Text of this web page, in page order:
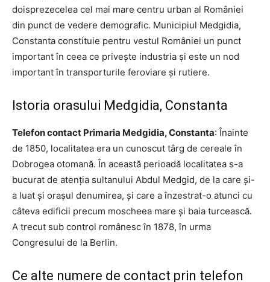
doisprezecelea cel mai mare centru urban al României
din punct de vedere demografic. Municipiul Medgidia,
Constanta constituie pentru vestul României un punct
important în ceea ce privește industria și este un nod
important în transporturile feroviare și rutiere.
Istoria orasului Medgidia, Constanta
Telefon contact Primaria Medgidia, Constanta: Înainte
de 1850, localitatea era un cunoscut târg de cereale în
Dobrogea otomană. În această perioadă localitatea s-a
bucurat de atenția sultanului Abdul Medgid, de la care și-
a luat și orașul denumirea, și care a înzestrat-o atunci cu
câteva edificii precum moscheea mare și baia turcească.
A trecut sub control românesc în 1878, în urma
Congresului de la Berlin.
Ce alte numere de contact prin telefon